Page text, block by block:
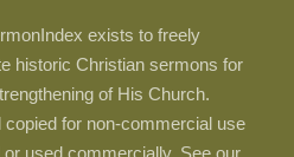
exists to freely
historic Christian sermons for
of His Church.
for non-commercial use